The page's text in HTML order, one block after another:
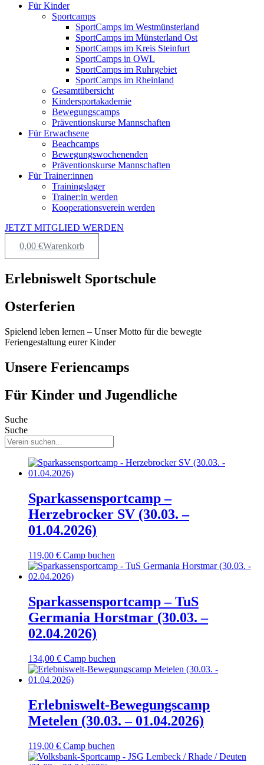
Für Kinder
Sportcamps
SportCamps im Westmünsterland
SportCamps im Münsterland Ost
SportCamps im Kreis Steinfurt
SportCamps in OWL
SportCamps im Ruhrgebiet
SportCamps im Rheinland
Gesamtübersicht
Kindersportakademie
Bewegungscamps
Präventionskurse Mannschaften
Für Erwachsene
Beachcamps
Bewegungswochenenden
Präventionskurse Mannschaften
Für Trainer:innen
Trainingslager
Trainer:in werden
Kooperationsverein werden
JETZT MITGLIED WERDEN
0,00 €Warenkorb
Erlebniswelt Sportschule
Osterferien
Spielend leben lernen – Unser Motto für die bewegte
Feriengestaltung eurer Kinder
Unsere Feriencamps
Für Kinder und Jugendliche
Suche
Suche
Sparkassensportcamp –
Herzebrocker SV (30.03. –
01.04.2026)
119,00 € Camp buchen
Sparkassensportcamp – TuS
Germania Horstmar (30.03. –
02.04.2026)
134,00 € Camp buchen
Erlebniswelt-Bewegungscamp
Metelen (30.03. – 01.04.2026)
119,00 € Camp buchen